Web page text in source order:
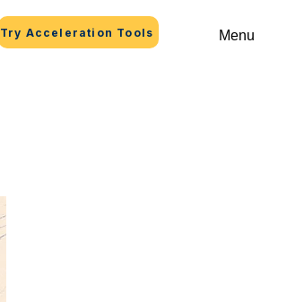
Try Acceleration Tools Menu